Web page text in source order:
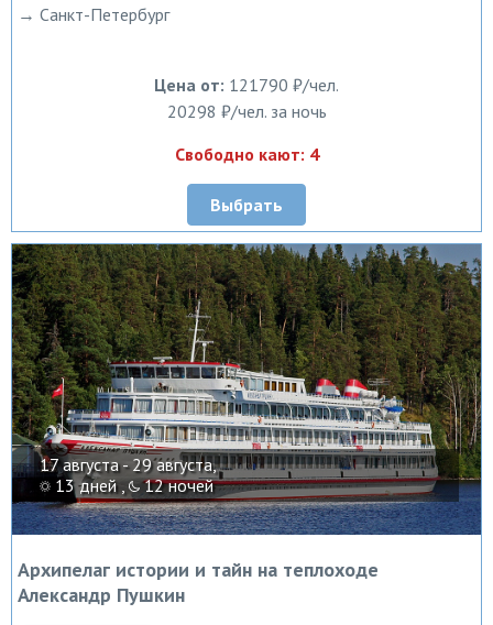
→ Санкт-Петербург
Цена от: 121790 ₽/чел.
20298 ₽/чел. за ночь
Свободно кают: 4
Выбрать
17 августа - 29 августа,
13 дней , 12 ночей
Архипелаг истории и тайн на теплоходе
Александр Пушкин